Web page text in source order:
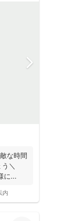
な時間
＼
に...
内